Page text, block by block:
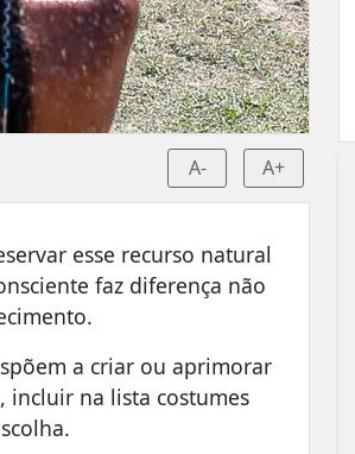
A- A+
esse recurso natural
faz diferença não
a criar ou aprimorar
incluir na lista costumes